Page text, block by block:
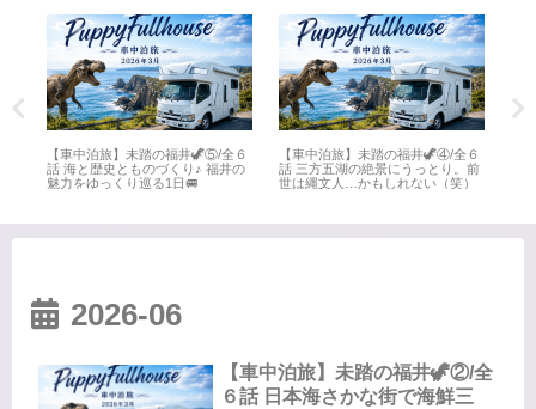
【車中泊旅】未踏の福井🦖⑤/全６
話 海と歴史とものづくり♪ 福井の
魅力をゆっくり巡る1日🚐
【車中泊旅】未踏の福井🦖④/全６
話 三方五湖の絶景にうっとり。前
世は縄文人…かもしれない（笑）
2026-06
【車中泊旅】未踏の福井🦖②/全
６話 日本海さかな街で海鮮三